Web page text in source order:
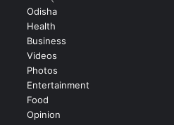
Odisha
Health
Business
Videos
Photos
Entertainment
Food
Opinion